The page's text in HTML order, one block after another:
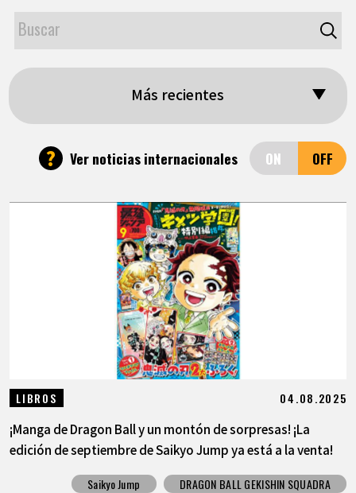
VÍDEOS
ARTÍCULOS
FR DE ES
Más recientes
? Ver noticias internacionales
LIBROS 04.08.2025
¡Manga de Dragon Ball y un montón de sorpresas! ¡La
edición de septiembre de Saikyo Jump ya está a la venta!
Saikyo Jump
DRAGON BALL GEKISHIN SQUADRA